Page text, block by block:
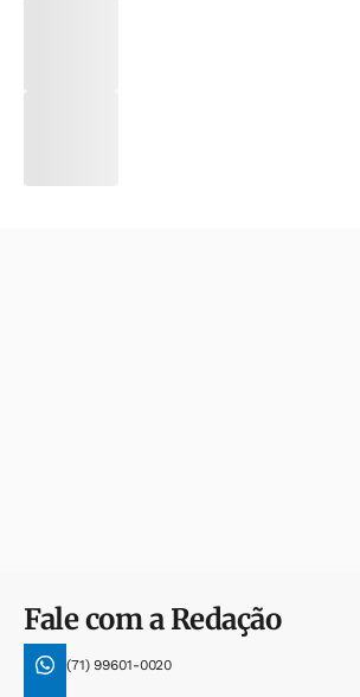
Fale com a Redação
(71) 99601-0020